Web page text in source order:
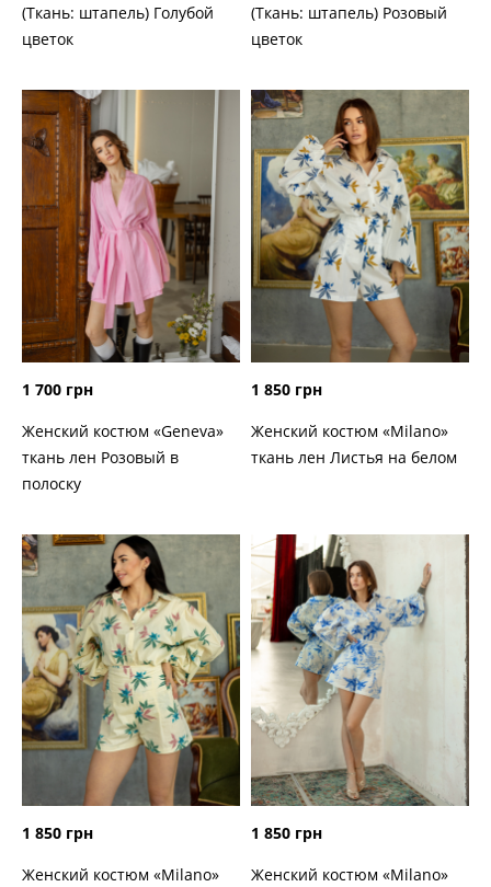
(Ткань: штапель) Голубой
цветок
(Ткань: штапель) Розовый
цветок
1 700 грн
Женский костюм «Geneva»
ткань лен Розовый в
полоску
1 850 грн
Женский костюм «Milano»
ткань лен Листья на белом
1 850 грн
Женский костюм «Milano»
1 850 грн
Женский костюм «Milano»